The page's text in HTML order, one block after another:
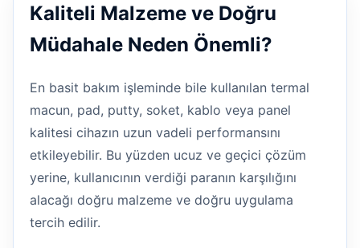
Kaliteli Malzeme ve Doğru
Müdahale Neden Önemli?
En basit bakım işleminde bile kullanılan termal
macun, pad, putty, soket, kablo veya panel
kalitesi cihazın uzun vadeli performansını
etkileyebilir. Bu yüzden ucuz ve geçici çözüm
yerine, kullanıcının verdiği paranın karşılığını
alacağı doğru malzeme ve doğru uygulama
tercih edilir.